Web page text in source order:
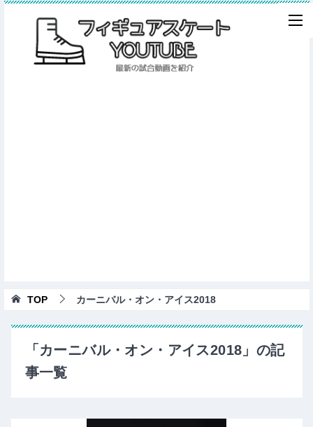
TOP カーニバル・オン・アイス2018
「カーニバル・オン・アイス2018」の記
事一覧